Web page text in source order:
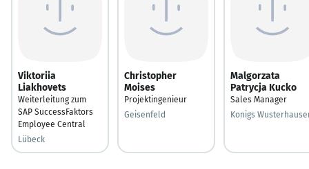
Viktoriia
Liakhovets
Weiterleitung zum
SAP SuccessFaktors
Employee Central
Lübeck
Christopher
Moises
Projektingenieur
Geisenfeld
Malgorzata
Patrycja Kucko
Sales Manager
Konigs